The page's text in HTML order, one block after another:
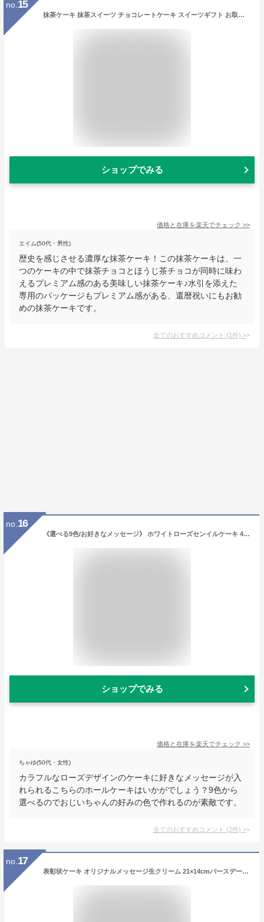
no. 15
抹茶ケーキ 抹茶スイーツ チョコレートケーキ スイーツギフト お取り寄せ 濃厚 抹茶オペラ 水引 箱入り バレンタイン 2024 チョコ ケーキ ショコラ スイーツ 誕生日 バースデーケーキ お祝い おしゃれ グルメ 洋菓子 ギフト お茶 玉露 お取り寄せスイーツ 送料無料
ショップでみる
価格と在庫を楽天でチェック >>
エイム(50代・男性)
歴史を感じさせる濃厚な抹茶ケーキ！この抹茶ケーキは、一
つのケーキの中で抹茶チョコとほうじ茶チョコが同時に味わ
えるプレミアム感のある美味しい抹茶ケーキ♪水引を添えた
専用のパッケージもプレミアム感がある、還暦祝いにもお勧
めの抹茶ケーキです。
全てのおすすめコメント (1件) >
no. 16
《選べる9色/お好きなメッセージ》 ホワイトローズセンイルケーキ 4号（12cm）2～3名様向け【 誕生日ケーキ センイルケーキ かわいい おしゃれ お祝い 記念日 インスタ映え ケーキ スイーツ ホールケーキ おもしろ ケーキ サプライズ ケーキ ギフト プレゼント 贈り物 】
ショップでみる
価格と在庫を楽天でチェック >>
ちゃゆ(50代・女性)
カラフルなローズデザインのケーキに好きなメッセージが入
れられるこちらのホールケーキはいかがでしょう？9色から
選べるのでおじいちゃんの好みの色で作れるのが素敵です。
全てのおすすめコメント (2件) >
no. 17
表彰状ケーキ オリジナルメッセージ生クリーム 21×14cmバースデーケーキ 誕生日ケーキ 【送料無料】 6〜8名様用 感謝状 賞状 定年 退職 退官 還暦 長寿 銀婚式 結婚記念日 サプライズ 冷凍